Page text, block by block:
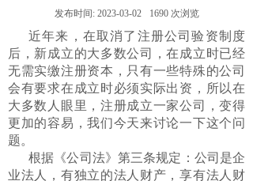
发布时间: 2023-03-02 1690 次浏览
近年来，在取消了注册公司验资制度
后，新成立的大多数公司，在成立时已经
无需实缴注册资本，只有一些特殊的公司
会有要求在成立时必须实际出资，所以在
大多数人眼里，注册成立一家公司，变得
更加的容易，我们今天来讨论一下这个问
题。
根据《公司法》第三条规定：公司是企
业法人，有独立的法人财产，享有法人财